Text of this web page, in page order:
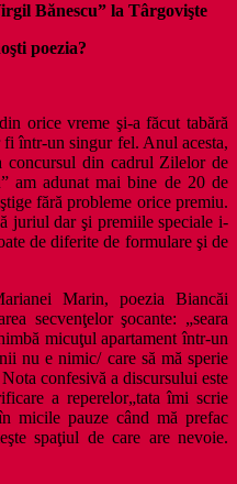
Bănescu” la Târgovişte
poezia?
orice vreme şi-a făcut tabără
într-un singur fel. Anul acesta,
concursul din cadrul Zilelor de
am adunat mai bine de 20 de
fără probleme orice premiu.
juriul dar şi premiile speciale i-
de diferite de formulare şi de
Marin, poezia Biancăi
secvenţelor şocante: „seara
micuţul apartament într-un
nu e nimic/ care să mă sperie
confesivă a discursului este
a reperelor„tata îmi scrie
micile pauze când mă prefac
spaţiul de care are nevoie.